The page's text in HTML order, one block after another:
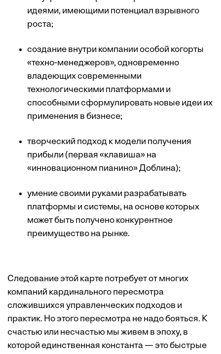
идеями, имеющими потенциал взрывного
роста;
создание внутри компании особой когорты
«техно-менеджеров», одновременно
владеющих современными
технологическими платформами и
способными сформулировать новые идеи их
применения в бизнесе;
творческий подход к модели получения
прибыли (первая «клавиша» на
«инновационном пианино» Доблина);
умение своими руками разрабатывать
платформы и системы, на основе которых
может быть получено конкурентное
преимущество на рынке.
Следование этой карте потребует от многих
компаний кардинального пересмотра
сложившихся управленческих подходов и
практик. Но этого пересмотра не надо бояться. К
счастью или несчастью мы живем в эпоху, в
которой единственная константа — это быстрые